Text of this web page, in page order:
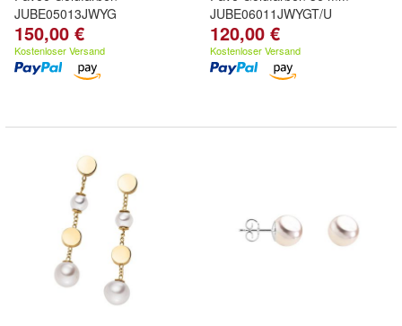
JUBE05013JWYG
150,00 €
Kostenloser Versand
JUBE06011JWYGT/U
120,00 €
Kostenloser Versand